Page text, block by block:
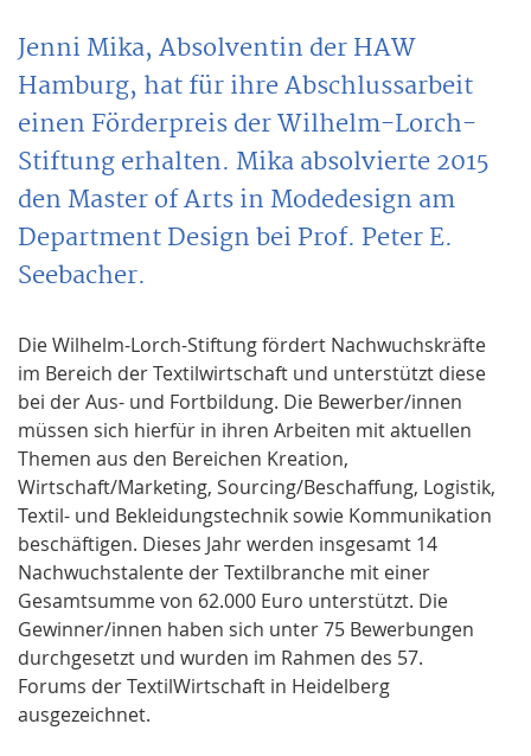
Jenni Mika, Absolventin der HAW
Hamburg, hat für ihre Abschlussarbeit
einen Förderpreis der Wilhelm-Lorch-
Stiftung erhalten. Mika absolvierte 2015
den Master of Arts in Modedesign am
Department Design bei Prof. Peter E.
Seebacher.
Die Wilhelm-Lorch-Stiftung fördert Nachwuchskräfte
im Bereich der Textilwirtschaft und unterstützt diese
bei der Aus- und Fortbildung. Die Bewerber/innen
müssen sich hierfür in ihren Arbeiten mit aktuellen
Themen aus den Bereichen Kreation,
Wirtschaft/Marketing, Sourcing/Beschaffung, Logistik,
Textil- und Bekleidungstechnik sowie Kommunikation
beschäftigen. Dieses Jahr werden insgesamt 14
Nachwuchstalente der Textilbranche mit einer
Gesamtsumme von 62.000 Euro unterstützt. Die
Gewinner/innen haben sich unter 75 Bewerbungen
durchgesetzt und wurden im Rahmen des 57.
Forums der TextilWirtschaft in Heidelberg
ausgezeichnet.